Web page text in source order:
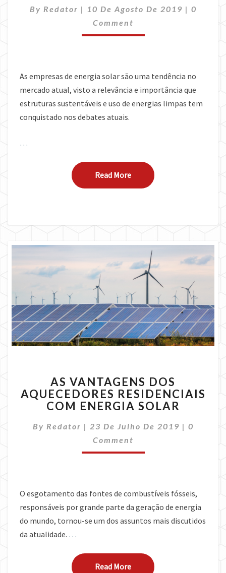
USAR
A
ENERGIA
By Redator | 10 De Agosto De 2019 | 0
Comment
As empresas de energia solar são uma tendência no
mercado atual, visto a relevância e importância que
estruturas sustentáveis e uso de energias limpas tem
conquistado nos debates atuais.
…
Read MoreRead More
VANTAGENS
DOS
AQUECEDORES
COM
ENERGIA
AS VANTAGENS DOS
AQUECEDORES RESIDENCIAIS
COM ENERGIA SOLAR
By Redator | 23 De Julho De 2019 | 0
Comment
O esgotamento das fontes de combustíveis fósseis,
responsáveis por grande parte da geração de energia
do mundo, tornou-se um dos assuntos mais discutidos
da atualidade. …
Read MoreRead More